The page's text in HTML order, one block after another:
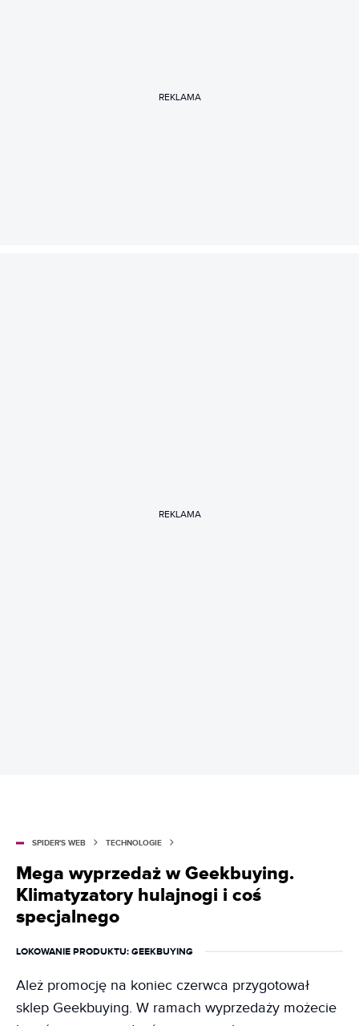
REKLAMA
REKLAMA
SPIDER'S WEB TECHNOLOGIE
Mega wyprzedaż w Geekbuying.
Klimatyzatory hulajnogi i coś
specjalnego
LOKOWANIE PRODUKTU: GEEKBUYING
Ależ promocję na koniec czerwca przygotował
sklep Geekbuying. W ramach wyprzedaży możecie